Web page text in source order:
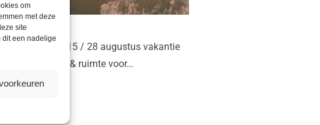
om
met deze
site
dit een nadelige
juli Vakantie & 15 / 28 augustus vakantie
tijd neem ik tijd & ruimte voor…